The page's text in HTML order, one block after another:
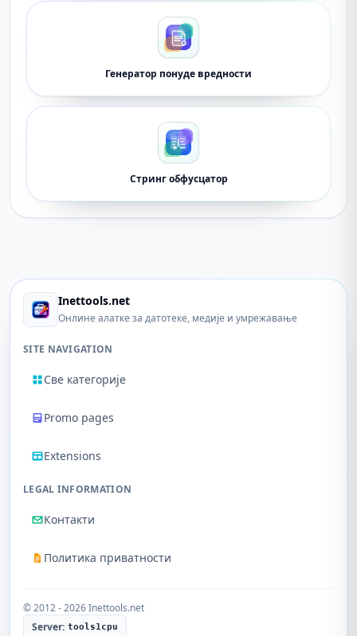
Генератор понуде вредности
Стринг обфусцатор
Inettools.net
Онлине алатке за датотеке, медије и умрежавање
SITE NAVIGATION
Све категорије
Promo pages
Extensions
LEGAL INFORMATION
Контакти
Политика приватности
© 2012 - 2026 Inettools.net
Server: tools1cpu